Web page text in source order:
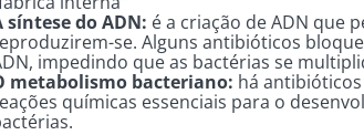
síntese do ADN: é a criação de ADN que
se. Alguns antibióticos
impedindo que as bactérias se
metabolismo bacteriano: há
químicas essenciais para o